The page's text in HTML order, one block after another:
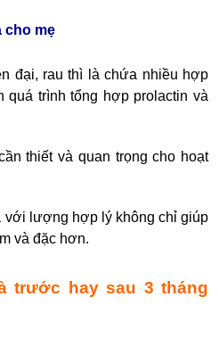
cho mẹ
đại, rau thì là chứa nhiều hợp
quá trình tổng hợp prolactin và
thiết và quan trọng cho hoạt
với lượng hợp lý không chỉ giúp
và đặc hơn.
trước hay sau 3 tháng